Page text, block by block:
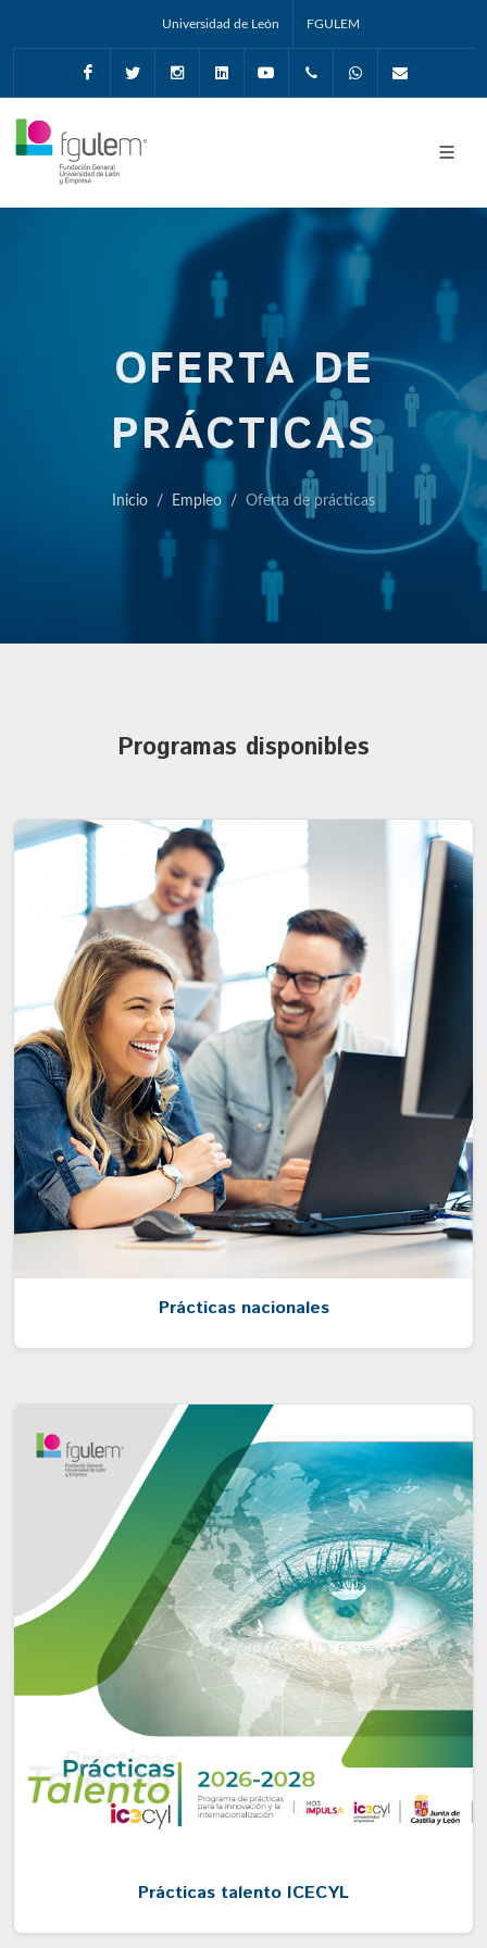
Universidad de León FGULEM
FacebookTwitter InstagramLinkedin Youtube +34987291651
Whatsapp
OFERTA DE
PRÁCTICAS
Inicio Empleo Oferta de prácticas
Programas disponibles
Prácticas nacionales
Prácticas talento ICECYL